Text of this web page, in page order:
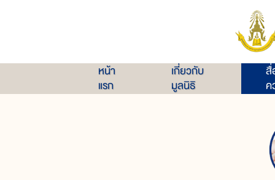
หน้า
แรก
เกี่ยวกับ
มูลนิธิ
สื่
ค